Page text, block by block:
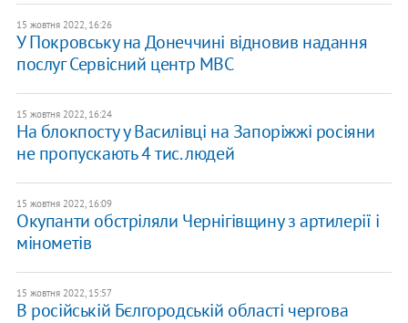
15 жовтня 2022, 16:26
У Покровську на Донеччині відновив надання
послуг Сервісний центр МВС
15 жовтня 2022, 16:24
На блокпосту у Василівці на Запоріжжі росіяни
не пропускають 4 тис. людей
15 жовтня 2022, 16:09
Окупанти обстріляли Чернігівщину з артилерії і
мінометів
15 жовтня 2022, 15:57
В російській Бєлгородській області чергова